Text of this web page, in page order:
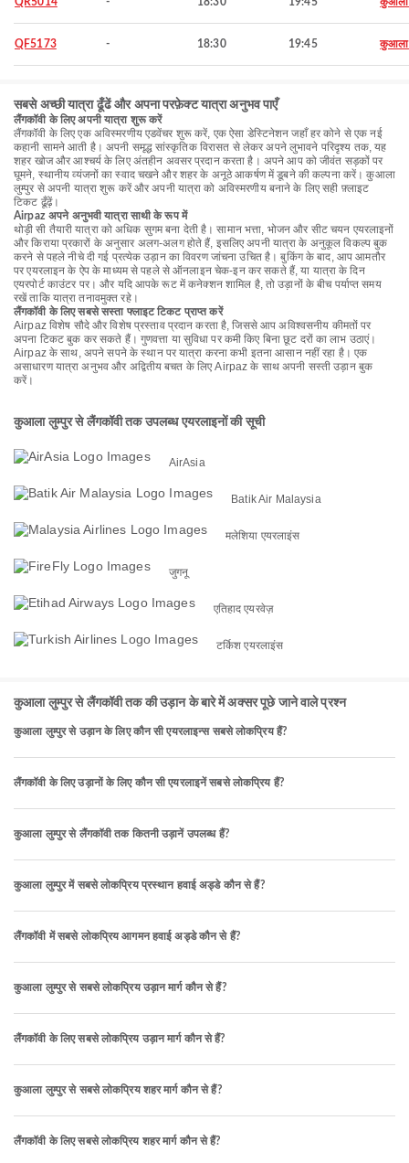
QF5173 - 18:30 19:45 कुआला
सबसे अच्छी यात्रा ढूँढें और अपना परफ़ेक्ट यात्रा अनुभव पाएँ
लैंगकॉवी के लिए अपनी यात्रा शुरू करें
लैंगकॉवी के लिए एक अविस्मरणीय एडवेंचर शुरू करें, एक ऐसा डेस्टिनेशन जहाँ हर कोने से एक नई
कहानी सामने आती है। अपनी समृद्ध सांस्कृतिक विरासत से लेकर अपने लुभावने परिदृश्य तक, यह
शहर खोज और आश्चर्य के लिए अंतहीन अवसर प्रदान करता है। अपने आप को जीवंत सड़कों पर
घूमने, स्थानीय व्यंजनों का स्वाद चखने और शहर के अनूठे आकर्षण में डूबने की कल्पना करें। कुआला
लुम्पुर से अपनी यात्रा शुरू करें और अपनी यात्रा को अविस्मरणीय बनाने के लिए सही फ़्लाइट
टिकट ढूँढ़ें।
Airpaz अपने अनुभवी यात्रा साथी के रूप में
थोड़ी सी तैयारी यात्रा को अधिक सुगम बना देती है। सामान भत्ता, भोजन और सीट चयन एयरलाइनों
और किराया प्रकारों के अनुसार अलग-अलग होते हैं, इसलिए अपनी यात्रा के अनुकूल विकल्प बुक
करने से पहले नीचे दी गई प्रत्येक उड़ान का विवरण जांचना उचित है। बुकिंग के बाद, आप आमतौर
पर एयरलाइन के ऐप के माध्यम से पहले से ऑनलाइन चेक-इन कर सकते हैं, या यात्रा के दिन
एयरपोर्ट काउंटर पर। और यदि आपके रूट में कनेक्शन शामिल है, तो उड़ानों के बीच पर्याप्त समय
रखें ताकि यात्रा तनावमुक्त रहे।
लैंगकॉवी के लिए सबसे सस्ता फ्लाइट टिकट प्राप्त करें
Airpaz विशेष सौदे और विशेष प्रस्ताव प्रदान करता है, जिससे आप अविश्वसनीय कीमतों पर
अपना टिकट बुक कर सकते हैं। गुणवत्ता या सुविधा पर कमी किए बिना छूट दरों का लाभ उठाएं।
Airpaz के साथ, अपने सपने के स्थान पर यात्रा करना कभी इतना आसान नहीं रहा है। एक
असाधारण यात्रा अनुभव और अद्वितीय बचत के लिए Airpaz के साथ अपनी सस्ती उड़ान बुक
करें।
कुआला लुम्पुर से लैंगकॉवी तक उपलब्ध एयरलाइनों की सूची
AirAsia
Batik Air Malaysia
मलेशिया एयरलाइंस
जुगनू
एतिहाद एयरवेज़
टर्किश एयरलाइंस
कुआला लुम्पुर से लैंगकॉवी तक की उड़ान के बारे में अक्सर पूछे जाने वाले प्रश्न
कुआला लुम्पुर से उड़ान के लिए कौन सी एयरलाइन्स सबसे लोकप्रिय हैं?
लैंगकॉवी के लिए उड़ानों के लिए कौन सी एयरलाइनें सबसे लोकप्रिय हैं?
कुआला लुम्पुर से लैंगकॉवी तक कितनी उड़ानें उपलब्ध हैं?
कुआला लुम्पुर में सबसे लोकप्रिय प्रस्थान हवाई अड्डे कौन से हैं?
लैंगकॉवी में सबसे लोकप्रिय आगमन हवाई अड्डे कौन से हैं?
कुआला लुम्पुर से सबसे लोकप्रिय उड़ान मार्ग कौन से हैं?
लैंगकॉवी के लिए सबसे लोकप्रिय उड़ान मार्ग कौन से हैं?
कुआला लुम्पुर से सबसे लोकप्रिय शहर मार्ग कौन से हैं?
लैंगकॉवी के लिए सबसे लोकप्रिय शहर मार्ग कौन से हैं?